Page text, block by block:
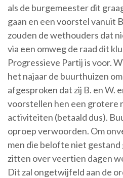
als de burgemeester dit
gaan en een voorstel vanuit
zouden de wethouders dat
via een omweg de raad dit
Progressieve Partij is voor.
het najaar de buurthuizen
afgesproken dat zij B. en W.
voorstellen hen een grotere
activiteiten (betaald dus).
oproep verwoorden. Om
men die belofte niet
zitten over veertien dagen
Dit zal ongetwijfeld aan de